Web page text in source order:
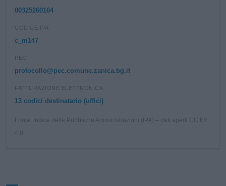
00325260164
CODICE IPA
c_m147
PEC
protocollo@pec.comune.zanica.bg.it
FATTURAZIONE ELETTRONICA
13 codici destinatario (uffici)
Fonte: Indice delle Pubbliche Amministrazioni (IPA) – dati aperti CC BY